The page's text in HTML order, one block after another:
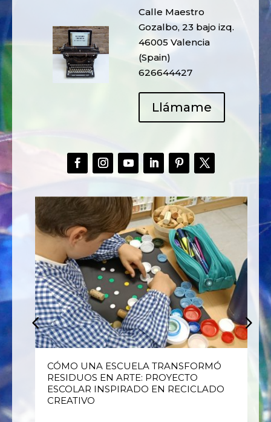
Calle Maestro
Gozalbo, 23 bajo izq.
46005 Valencia
(Spain)
626644427
Llámame
CÓMO UNA ESCUELA TRANSFORMÓ
RESIDUOS EN ARTE: PROYECTO
ESCOLAR INSPIRADO EN RECICLADO
CREATIVO